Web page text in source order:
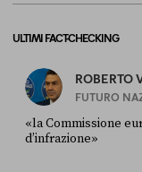
ULTIMI FACT-CHECKING
ROBERTO
FUTURO
«la Commissione
d’infrazione»